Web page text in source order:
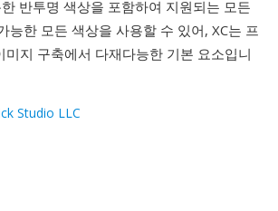
반투명 색상을 포함하여 지원되는 모든
능한 모든 색상을 사용할 수 있어, XC는 프
미지 구축에서 다재다능한 기본 요소입니
Studio LLC